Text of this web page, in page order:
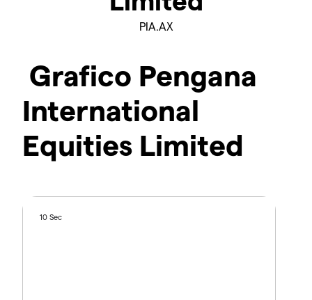
PIA.AX
Grafico Pengana
International
Equities Limited
10 Sec